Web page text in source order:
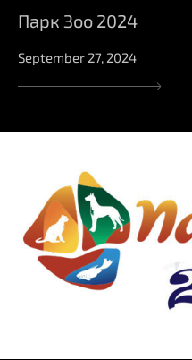
Парк Зоо 2024
September 27, 2024